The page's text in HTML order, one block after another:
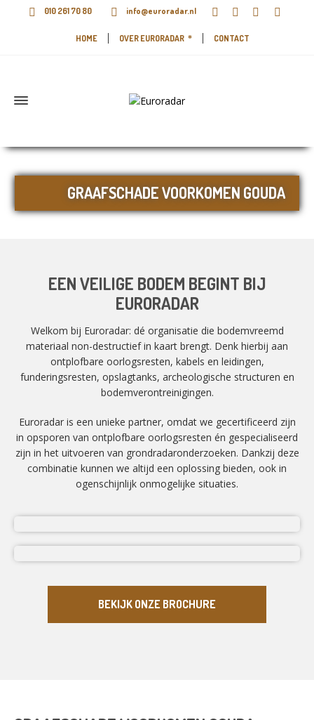
010 261 70 80 info@euroradar.nl
HOME OVER EURORADAR CONTACT
GRAAFSCHADE VOORKOMEN GOUDA
EEN VEILIGE BODEM BEGINT BIJ
EURORADAR
Welkom bij Euroradar: dé organisatie die bodemvreemd
materiaal non-destructief in kaart brengt. Denk hierbij aan
ontplofbare oorlogsresten, kabels en leidingen,
funderingsresten, opslagtanks, archeologische structuren en
bodemverontreinigingen.
Euroradar is een unieke partner, omdat we gecertificeerd zijn
in opsporen van ontplofbare oorlogsresten én gespecialiseerd
zijn in het uitvoeren van grondradaronderzoeken. Dankzij deze
combinatie kunnen we altijd een oplossing bieden, ook in
ogenschijnlijk onmogelijke situaties.
BEKIJK ONZE BROCHURE